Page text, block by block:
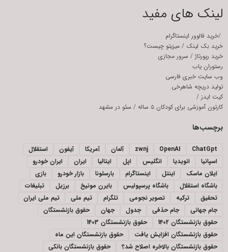
لینک های مفید
/خرید فالوور اینستاگرام
خرید بک لینک / میزیتو چیست؟
خرید رپورتاژ / سرور مجازی
رستوران یاب
وب سایت خبری فارسی
تولید دریچه شاهرخی
کیت ایدز /
کارتون آموزشی برای کودکان ۵ ساله
/ سئو در مشهد
برچسب‌ها
ChatGpt
OpenAI
zwnj آلمان آمریکا آیفون
استقلال
اسپانیا
انویدیا انگلیس اپل ایتالیا ایران
ایران خودرو
ایلان ماسک
اینتل اینستاگرام بارسلونا بازار خودرو
بازی
باشگاه استقلال
باشگاه پرسپولیس بایرن مونیخ برزیل
تبلیغات
تحقیق
ترکیه تصویر نجومی تلگرام تیم ملی
تیم ملی ایران
جام جهانی
جام حذفی جدول جهان
حقوق بازنشستگان
حقوق بازنشستگان 1402
حقوق بازنشستگان 1403
حقوق بازنشستگان افزایش یافت
حقوق بازنشستگان این ماه
حقوق بازنشستگان بالاخره اصلاح شد؟
حقوق بازنشستگان بانکی